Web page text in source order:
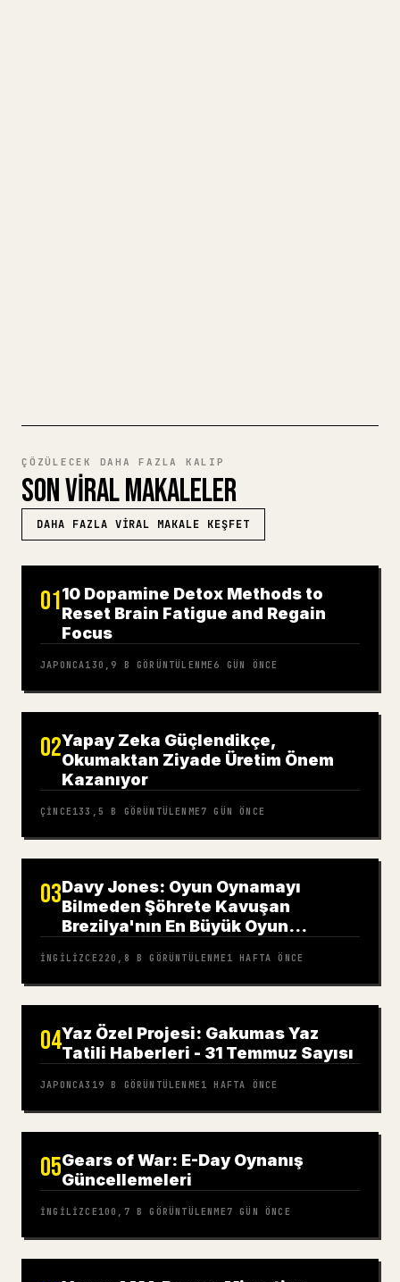
ÇÖZÜLECEK DAHA FAZLA KALIP
SON VIRAL MAKALELER
DAHA FAZLA VIRAL MAKALE KEŞFET
0110 Dopamine Detox Methods to
Reset Brain Fatigue and Regain
Focus
JAPONCA130,9 B GÖRÜNTÜLENME 6 GÜN ÖNCE
02Yapay Zeka Güçlendikçe,
Okumaktan Ziyade Üretim Önem
Kazanıyor
ÇINCE 133,5 B GÖRÜNTÜLENME7 GÜN ÖNCE
03Davy Jones: Oyun Oynamayı
Bilmeden Şöhrete Kavuşan
Brezilya'nın En Büyük Oyun
İNGILIZCE 220,8 B GÖRÜNTÜLENME 1 HAFTA ÖNCE
04Yaz Özel Projesi: Gakumas Yaz
Tatili Haberleri - 31 Temmuz Sayısı
JAPONCA319 B GÖRÜNTÜLENME 1 HAFTA ÖNCE
05Gears of War: E-Day Oynanış
Güncellemeleri
İNGILIZCE 100,7 B GÖRÜNTÜLENME7 GÜN ÖNCE